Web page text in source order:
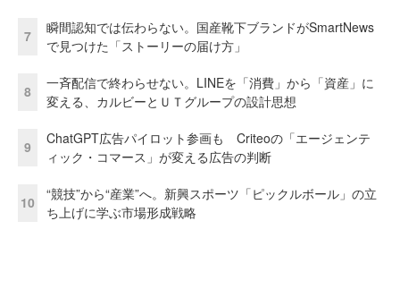
7
瞬間認知では伝わらない。国産靴下ブランドがSmartNews
で見つけた「ストーリーの届け方」
8
一斉配信で終わらせない。LINEを「消費」から「資産」に
変える、カルビーとＵＴグループの設計思想
9
ChatGPT広告パイロット参画も Criteoの「エージェンテ
ィック・コマース」が変える広告の判断
10
“競技”から“産業”へ。新興スポーツ「ピックルボール」の立
ち上げに学ぶ市場形成戦略